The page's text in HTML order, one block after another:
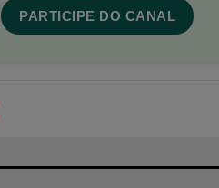
PARTICIPE DO CANAL